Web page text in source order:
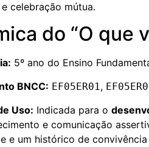
celebração mútua.
do “O que
5º ano do Ensino
BNCC: EF05ER01,
Uso: Indicada para o
e comunicação
e um histórico de